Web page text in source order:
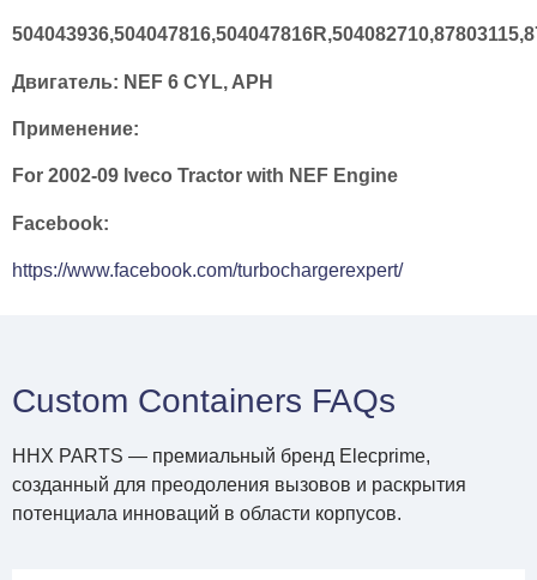
Двигатель: NEF 6 CYL, APH
Применение:
For 2002-09 Iveco Tractor with NEF Engine
Facebook:
https://www.facebook.com/turbochargerexpert/
Custom Containers FAQs
HHX PARTS — премиальный бренд Elecprime,
созданный для преодоления вызовов и раскрытия
потенциала инноваций в области корпусов.